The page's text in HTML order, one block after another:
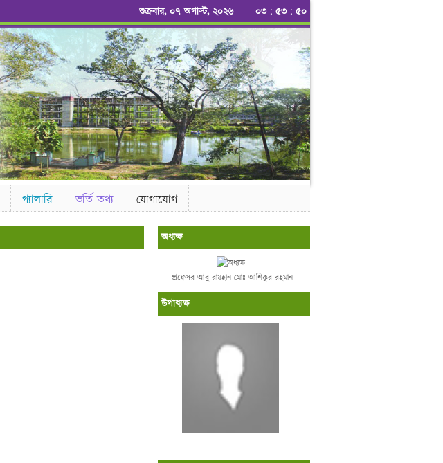
শুক্রবার, ০৭ অগাস্ট, ২০২৬ ০৩ : ৫৩ : ৫০
গ্যালারি ভর্তি তথ্য যোগাযোগ
অধ্যক্ষ
প্রফেসর আবু রায়হান মোঃ আশিকুর রহমান
উপাধ্যক্ষ